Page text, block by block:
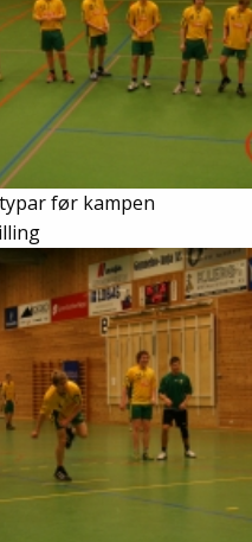
typar før kampen